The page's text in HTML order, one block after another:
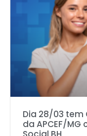
Dia 28/03
da APCEF/MG